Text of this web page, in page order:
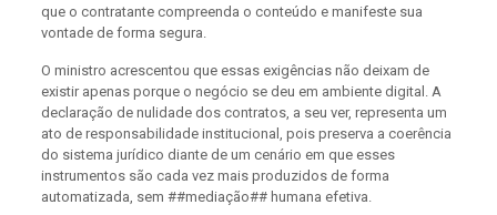
que o contratante compreenda o conteúdo e manifeste sua
vontade de forma segura.
O ministro acrescentou que essas exigências não deixam de
existir apenas porque o negócio se deu em ambiente digital. A
declaração de nulidade dos contratos, a seu ver, representa um
ato de responsabilidade institucional, pois preserva a coerência
do sistema jurídico diante de um cenário em que esses
instrumentos são cada vez mais produzidos de forma
automatizada, sem ##mediação## humana efetiva.